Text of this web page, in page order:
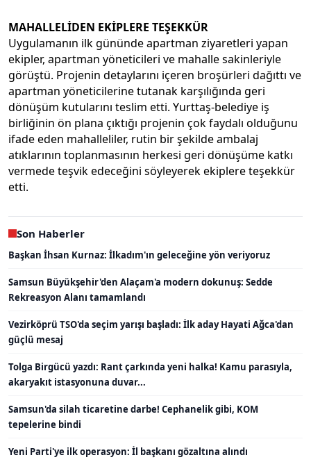
MAHALLELİDEN EKİPLERE TEŞEKKÜR
Uygulamanın ilk gününde apartman ziyaretleri yapan
ekipler, apartman yöneticileri ve mahalle sakinleriyle
görüştü. Projenin detaylarını içeren broşürleri dağıttı ve
apartman yöneticilerine tutanak karşılığında geri
dönüşüm kutularını teslim etti. Yurttaş-belediye iş
birliğinin ön plana çıktığı projenin çok faydalı olduğunu
ifade eden mahalleliler, rutin bir şekilde ambalaj
atıklarının toplanmasının herkesi geri dönüşüme katkı
vermede teşvik edeceğini söyleyerek ekiplere teşekkür
etti.
Son Haberler
Başkan İhsan Kurnaz: İlkadım'ın geleceğine yön veriyoruz
Samsun Büyükşehir'den Alaçam'a modern dokunuş: Sedde
Rekreasyon Alanı tamamlandı
Vezirköprü TSO'da seçim yarışı başladı: İlk aday Hayati Ağca'dan
güçlü mesaj
Tolga Birgücü yazdı: Rant çarkında yeni halka! Kamu parasıyla,
akaryakıt istasyonuna duvar...
Samsun'da silah ticaretine darbe! Cephanelik gibi, KOM
tepelerine bindi
Yeni Parti'ye ilk operasyon: İl başkanı gözaltına alındı